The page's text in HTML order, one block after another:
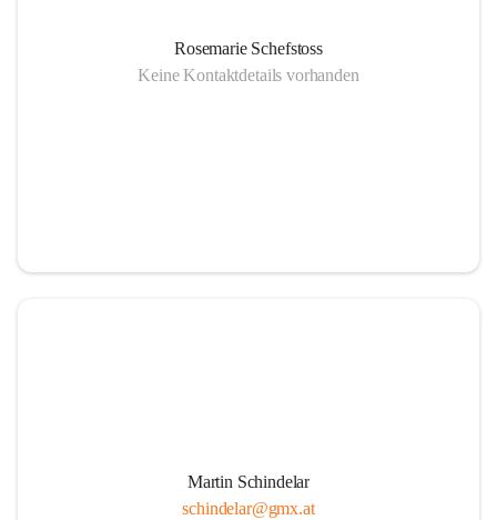
Rosemarie Schefstoss
Keine Kontaktdetails vorhanden
Martin Schindelar
schindelar@gmx.at